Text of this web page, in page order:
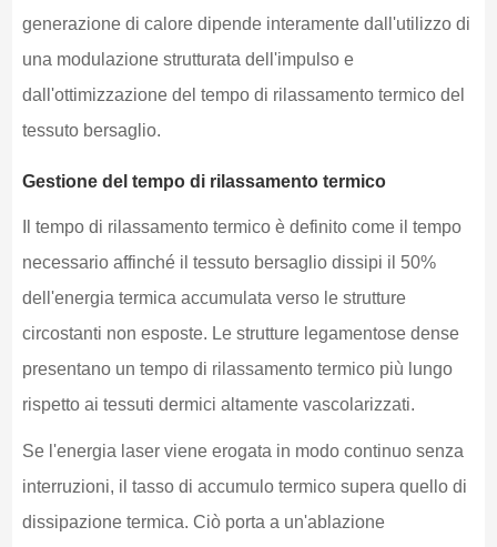
generazione di calore dipende interamente dall'utilizzo di
una modulazione strutturata dell'impulso e
dall'ottimizzazione del tempo di rilassamento termico del
tessuto bersaglio.
Gestione del tempo di rilassamento termico
Il tempo di rilassamento termico è definito come il tempo
necessario affinché il tessuto bersaglio dissipi il 50%
dell'energia termica accumulata verso le strutture
circostanti non esposte. Le strutture legamentose dense
presentano un tempo di rilassamento termico più lungo
rispetto ai tessuti dermici altamente vascolarizzati.
Se l'energia laser viene erogata in modo continuo senza
interruzioni, il tasso di accumulo termico supera quello di
dissipazione termica. Ciò porta a un'ablazione